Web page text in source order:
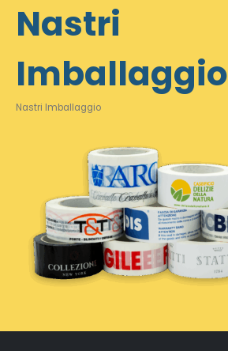
Nastri
Imballaggio
Nastri Imballaggio